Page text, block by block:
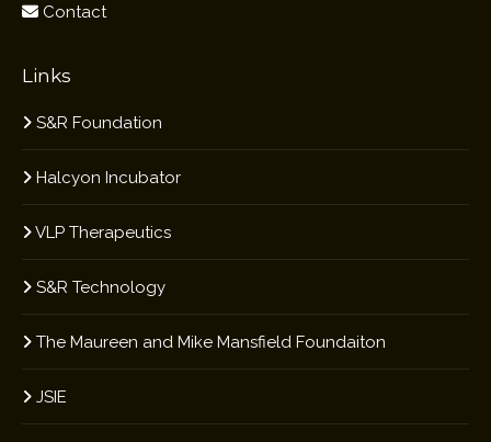
Contact
Links
S&R Foundation
Halcyon Incubator
VLP Therapeutics
S&R Technology
The Maureen and Mike Mansfield Foundaiton
JSIE